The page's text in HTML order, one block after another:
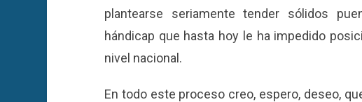
plantearse seriamente tender sólidos
hándicap que hasta hoy le ha impedido
nivel nacional.
En todo este proceso creo, espero, deseo,